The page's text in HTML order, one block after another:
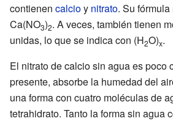
contienen calcioy nitrato. Su
Ca(NO3)2. A veces, también tienen
unidas, lo que se indica con (H2O)x.
El nitrato de calcio sin agua es poco
presente, absorbe la humedad del
una forma con cuatro moléculas de
tetrahidrato. Tanto la forma sin agua